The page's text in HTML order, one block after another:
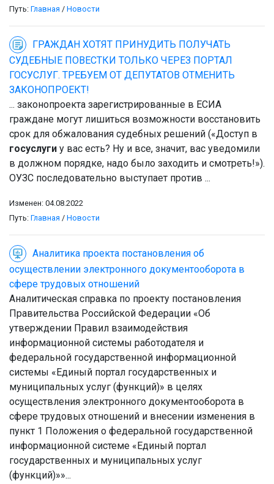
Путь: Главная / Новости
ГРАЖДАН ХОТЯТ ПРИНУДИТЬ ПОЛУЧАТЬ
СУДЕБНЫЕ ПОВЕСТКИ ТОЛЬКО ЧЕРЕЗ ПОРТАЛ
ГОСУСЛУГ. ТРЕБУЕМ ОТ ДЕПУТАТОВ ОТМЕНИТЬ
ЗАКОНОПРОЕКТ!
... законопроекта зарегистрированные в ЕСИА
граждане могут лишиться возможности восстановить
срок для обжалования судебных решений («Доступ в
госуслуги у вас есть? Ну и все, значит, вас уведомили
в должном порядке, надо было заходить и смотреть!»).
ОУЗС последовательно выступает против ...
Изменен: 04.08.2022
Путь: Главная / Новости
Аналитика проекта постановления об
осуществлении электронного документооборота в
сфере трудовых отношений
Аналитическая справка по проекту постановления
Правительства Российской Федерации «Об
утверждении Правил взаимодействия
информационной системы работодателя и
федеральной государственной информационной
системы «Единый портал государственных и
муниципальных услуг (функций)» в целях
осуществления электронного документооборота в
сфере трудовых отношений и внесении изменения в
пункт 1 Положения о федеральной государственной
информационной системе «Единый портал
государственных и муниципальных услуг
(функций)»»...